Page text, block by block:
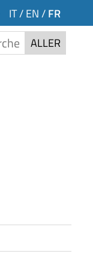
IT/ EN / FR
ALLER